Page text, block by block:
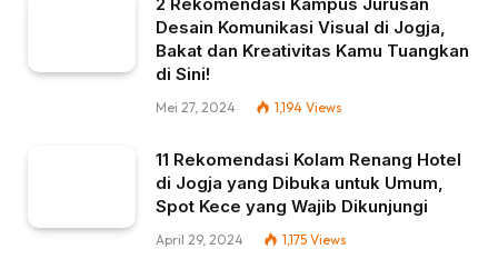
Desain Komunikasi Visual di Jogja,
Bakat dan Kreativitas Kamu Tuangkan
di Sini!
Mei 27, 2024 1,194 Views
11 Rekomendasi Kolam Renang Hotel
di Jogja yang Dibuka untuk Umum,
Spot Kece yang Wajib Dikunjungi
April 29, 2024 1,175 Views